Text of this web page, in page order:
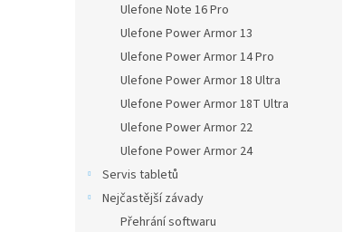
Ulefone Note 16 Pro
Ulefone Power Armor 13
Ulefone Power Armor 14 Pro
Ulefone Power Armor 18 Ultra
Ulefone Power Armor 18T Ultra
Ulefone Power Armor 22
Ulefone Power Armor 24
Servis tabletů
Nejčastější závady
Přehrání softwaru